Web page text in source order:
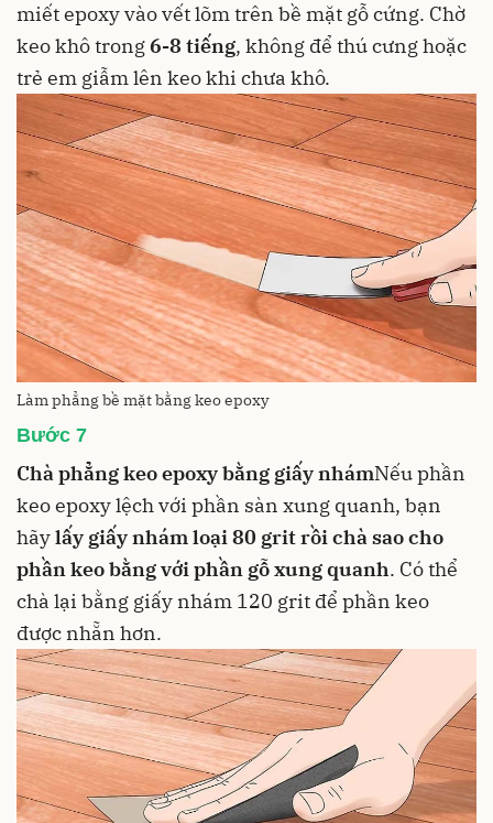
miết epoxy vào vết lõm trên bề mặt gỗ cứng. Chờ
keo khô trong6-8 tiếng, không để thú cưng hoặc
trẻ em giẫm lên keo khi chưa khô.
Làm phẳng bề mặt bằng keo epoxy
Bước 7
Chà phẳng keo epoxy bằng giấy nhámNếu phần
keo epoxy lệch với phần sàn xung quanh, bạn
hãylấy giấy nhám loại 80 grit rồi chà sao cho
phần keo bằng với phần gỗ xung quanh. Có thể
chà lại bằng giấy nhám 120 grit để phần keo
được nhẵn hơn.